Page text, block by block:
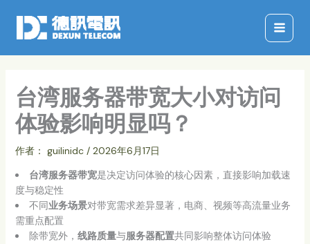
容
台湾服务器带宽大小对访问
体验影响明显吗？
作者： guilinidc / 2026年6月17日
台湾服务器带宽是决定访问体验的核心因素，直接影响加载速
度与稳定性
不同业务场景对带宽需求差异显著，电商、视频等高流量业务
需重点配置
除带宽外， 线路质量与服务器配置共同影响整体访问体验